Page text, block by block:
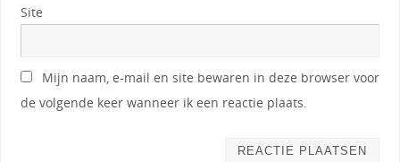
Site
Mijn naam, e-mail en site bewaren in deze browser voor
de volgende keer wanneer ik een reactie plaats.